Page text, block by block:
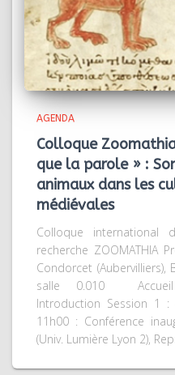
AGENDA
Colloque
que la parole » :
animaux dans les
médiévales
Colloque international
recherche ZOOMATHIA
Condorcet
salle 0.010 Accueil
Introduction Session 1 :
11h00 : Conférence
(Univ. Lumière Lyon 2),